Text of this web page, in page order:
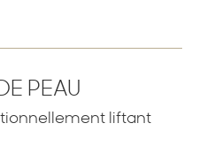
PEAU
liftant